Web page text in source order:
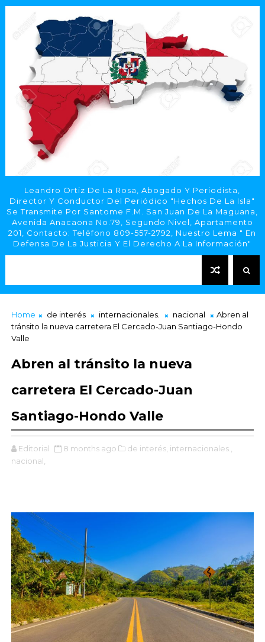
Leandro Ortiz De La Rosa, Abogado Y Periodista,
Director Y Conductor Del Periódico "Hechos De La Isla"
Se Transmite Por Santome F.M. San Juan De La Maguana,
Avenida Anacaona No.79, Segundo Nivel, Apartamento
201, Contacto: Teléfono 809-557-2792, Nuestro Lema " En
Defensa De La Justicia Y El Derecho A La Información"
Home de interés internacionales. nacional
Abren al
tránsito la nueva carretera El Cercado-Juan Santiago-Hondo
Valle
Abren al tránsito la nueva
carretera El Cercado-Juan
Santiago-Hondo Valle
Editorial 8 months ago de interés, internacionales.,
nacional,